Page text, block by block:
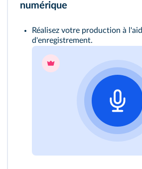
numérique
Réalisez votre production à
d'enregistrement.